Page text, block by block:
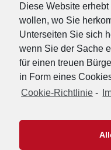
Diese Website
wollen, wo Sie
Unterseiten Sie sich
wenn Sie der Sache
für einen treuen
in Form eines
Cookie-Richtlinie -